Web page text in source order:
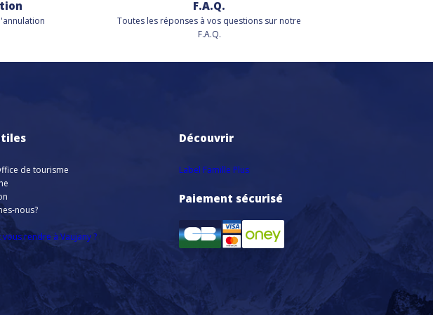
F.A.Q.
Toutes les réponses à vos questions sur notre
F.A.Q.
de tourisme
nous?
rendre à Vaujany ?
Découvrir
Label Famille Plus
Paiement sécurisé